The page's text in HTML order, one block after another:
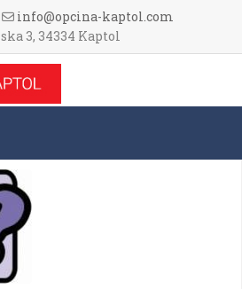
info@opcina-kaptol.com
3, 34334 Kaptol